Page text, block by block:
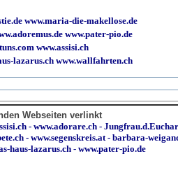
www.maria-die-makellose.de
www.pater-pio.de
www.assisi.ch
lazarus.ch www.wallfahrten.ch
Webseiten verlinkt
-www.adorare.ch -
-www.segenskreis.at-barbara-
haus-lazarus.ch - www.pater-pio.de